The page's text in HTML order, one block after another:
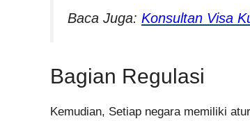
Baca Juga: Konsultan Visa
Bagian Regulasi
Kemudian, Setiap negara memiliki